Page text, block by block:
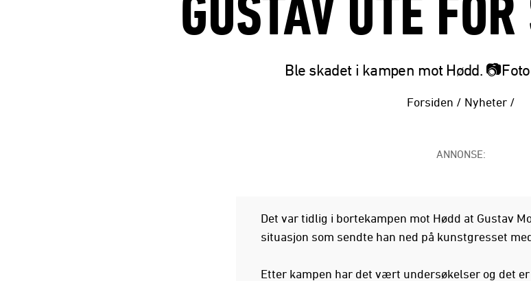
GUSTAV UTE
Ble skadet i kampen mot Hødd.
Forsiden / Nyheter /
ANNONSE:
Det var tidlig i bortekampen mot Hødd at Gustav
situasjon som sendte han ned på kunstgresset
Etter kampen har det vært undersøkelser og det